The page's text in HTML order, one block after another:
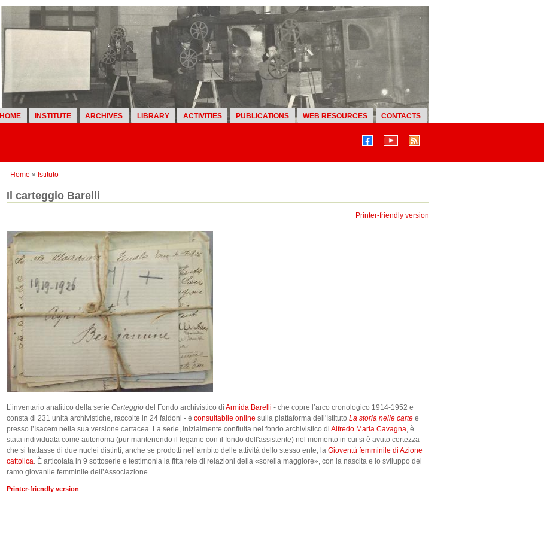
HOME INSTITUTE ARCHIVES LIBRARY ACTIVITIES PUBLICATIONS WEB RESOURCES CONTACTS
Home » Istituto
Il carteggio Barelli
Printer-friendly version
L’inventario analitico della serie Carteggio del Fondo archivistico di Armida Barelli - che copre l’arco cronologico 1914-1952 e
consta di 231 unità archivistiche, raccolte in 24 faldoni - è consultabile online sulla piattaforma dell'Istituto La storia nelle carte e
presso l’Isacem nella sua versione cartacea. La serie, inizialmente confluita nel fondo archivistico di Alfredo Maria Cavagna, è
stata individuata come autonoma (pur mantenendo il legame con il fondo dell'assistente) nel momento in cui si è avuto certezza
che si trattasse di due nuclei distinti, anche se prodotti nell’ambito delle attività dello stesso ente, la Gioventù femminile di Azione
cattolica. È articolata in 9 sottoserie e testimonia la fitta rete di relazioni della «sorella maggiore», con la nascita e lo sviluppo del
ramo giovanile femminile dell’Associazione.
Printer-friendly version